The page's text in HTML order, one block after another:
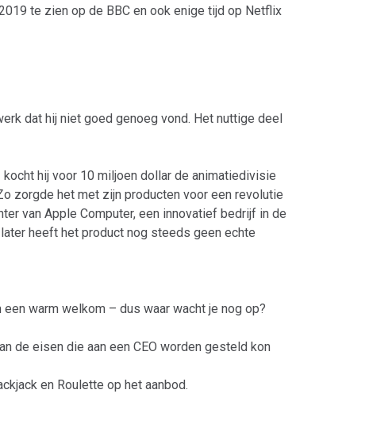
te zien op de BBC en ook enige tijd op Netflix
dat hij niet goed genoeg vond. Het nuttige deel
hij voor 10 miljoen dollar de animatiedivisie
zorgde het met zijn producten voor een revolutie
van Apple Computer, een innovatief bedrijf in de
heeft het product nog steeds geen echte
warm welkom – dus waar wacht je nog op?
de eisen die aan een CEO worden gesteld kon
en Roulette op het aanbod.